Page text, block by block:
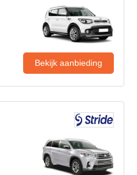
Bekijk aanbieding